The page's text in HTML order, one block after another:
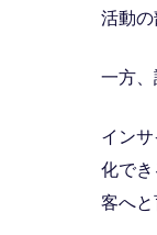
活動
一方
イン
化で
客へ